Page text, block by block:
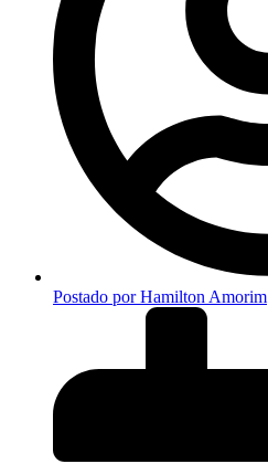
Postado porHamilton Amorim